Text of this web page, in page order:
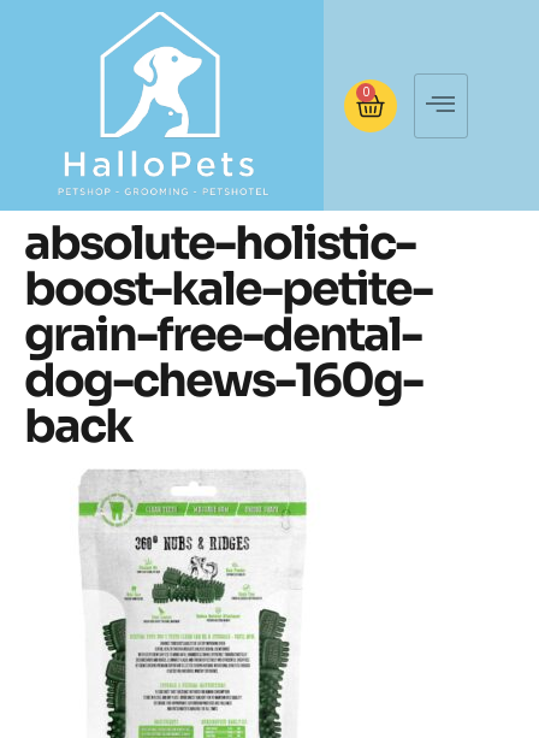
0
absolute-holistic-
boost-kale-petite-
grain-free-dental-
dog-chews-160g-
back